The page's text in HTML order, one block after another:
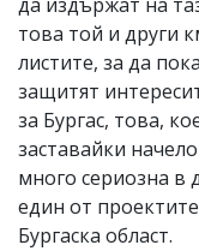
това той и други
листите, за да
защитят
за Бургас, това,
заставайки
много сериозна в
един от
Бургаска област.